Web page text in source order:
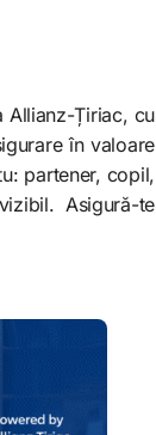
Țiriac, cu
în valoare
partener, copil,
Asigură-te